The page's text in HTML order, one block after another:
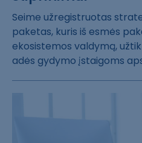
Seime užregistr​uotas
paketas, k​uris iš esmės
ekos​istemos valdymą​,
adės gydymo įst​aigoms